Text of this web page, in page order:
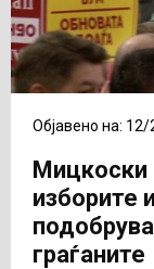
Објавено на:
Мицкоски
изборите
граѓаните